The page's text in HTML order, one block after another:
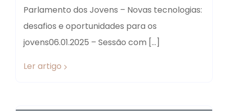
Parlamento dos Jovens – Novas tecnologias:
desafios e oportunidades para os
jovens06.01.2025 – Sessão com […]
Ler artigo